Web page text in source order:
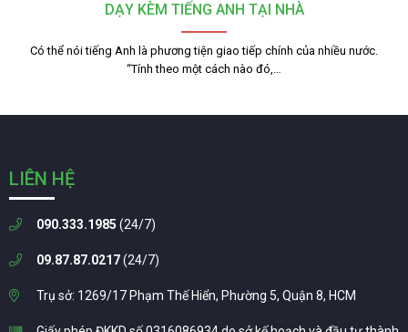
DẠY KÈM TIẾNG ANH TẠI NHÀ
Có thể nói tiếng Anh là phương tiện giao tiếp chính của nhiều nước.
“Tính theo một cách nào đó,…
LIÊN HỆ
090.333.1985 (24/7)
09.87.87.0217(24/7)
Trụ sở: 1269/17 Phạm Thế Hiển, Phường 5, Quận 8, HCM